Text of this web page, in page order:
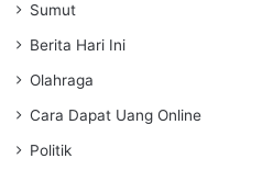
Sumut
Berita Hari Ini
Olahraga
Cara Dapat Uang Online
Politik